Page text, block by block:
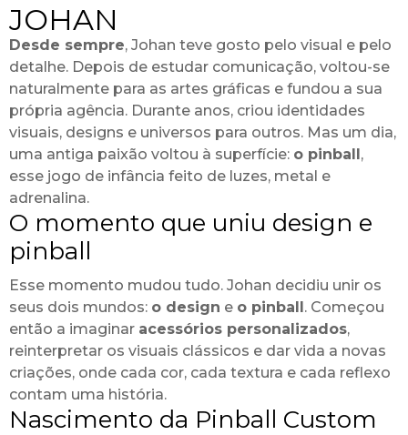
JOHAN
Desde sempre, Johan teve gosto pelo visual e pelo
detalhe. Depois de estudar comunicação, voltou-se
naturalmente para as artes gráficas e fundou a sua
própria agência. Durante anos, criou identidades
visuais, designs e universos para outros. Mas um dia,
uma antiga paixão voltou à superfície: o pinball,
esse jogo de infância feito de luzes, metal e
adrenalina.
O momento que uniu design e
pinball
Esse momento mudou tudo. Johan decidiu unir os
seus dois mundos: o design e o pinball. Começou
então a imaginar acessórios personalizados,
reinterpretar os visuais clássicos e dar vida a novas
criações, onde cada cor, cada textura e cada reflexo
contam uma história.
Nascimento da Pinball Custom